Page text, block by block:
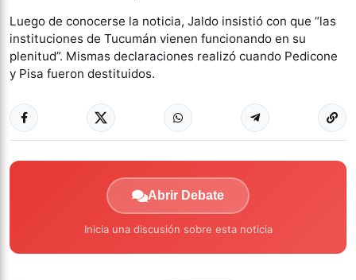
Luego de conocerse la noticia, Jaldo insistió con que “las
instituciones de Tucumán vienen funcionando en su
plenitud”. Mismas declaraciones realizó cuando Pedicone
y Pisa fueron destituidos.
Abrir Debate
Inicia una discusión sobre esta noticia